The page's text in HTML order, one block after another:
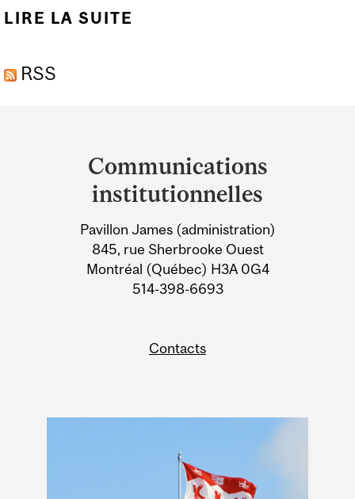
LIRE LA SUITE
RSS
University
Information
Communications
institutionnelles
Pavillon James (administration)
845, rue Sherbrooke Ouest
Montréal (Québec) H3A 0G4
514-398-6693
Contacts